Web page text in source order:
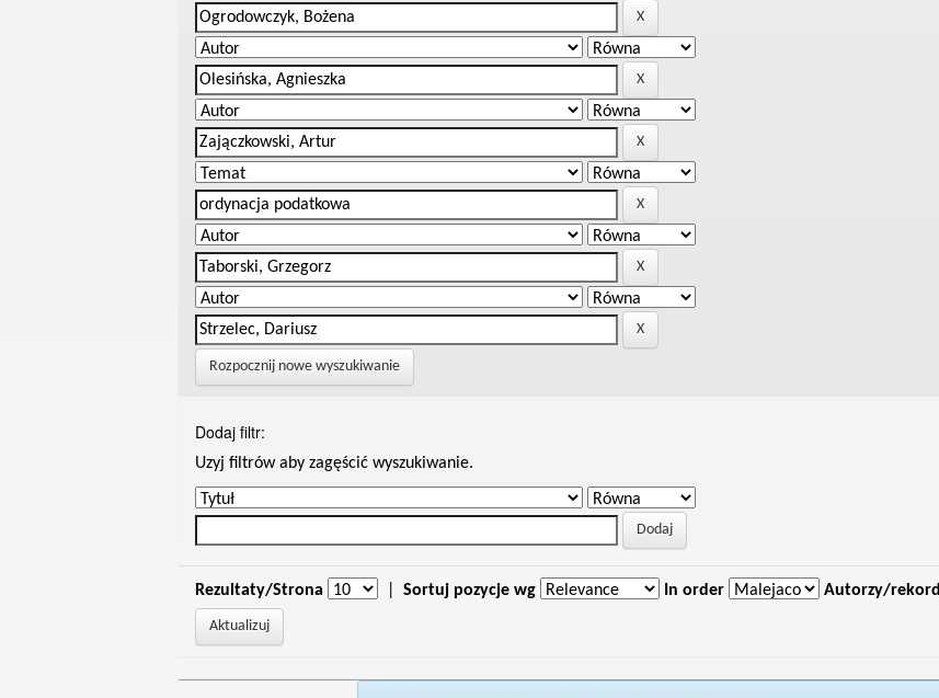
Rozpocznij nowe wyszukiwanie
Dodaj filtr:
Uzyj filtrów aby zagęścić wyszukiwanie.
Rezultaty/Strona Sortuj pozycje wg In order Autorzy/rekord